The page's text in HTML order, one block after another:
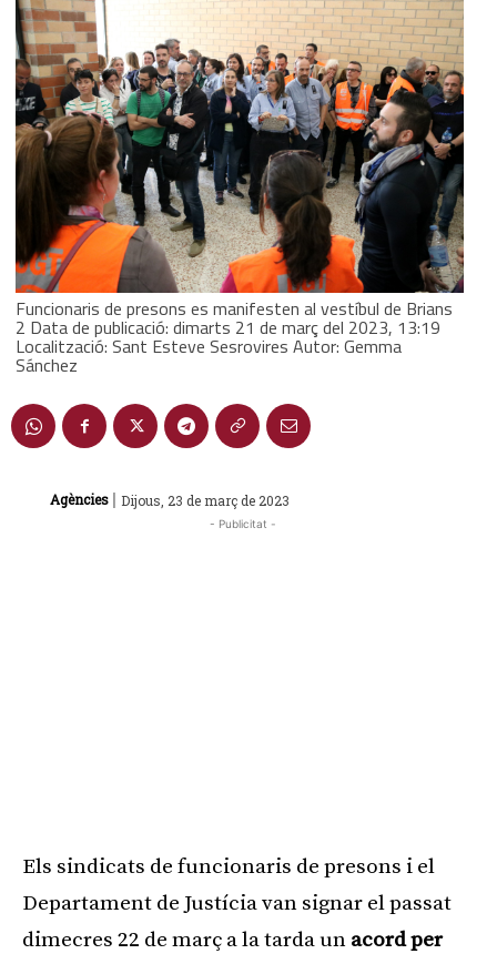
Funcionaris de presons es manifesten al vestíbul de Brians
2 Data de publicació: dimarts 21 de març del 2023, 13:19
Localització: Sant Esteve Sesrovires Autor: Gemma
Sánchez
Agències | Dijous, 23 de març de 2023
- Publicitat -
Els sindicats de funcionaris de presons i el
Departament de Justícia van signar el passat
dimecres 22 de març a la tarda un acord per